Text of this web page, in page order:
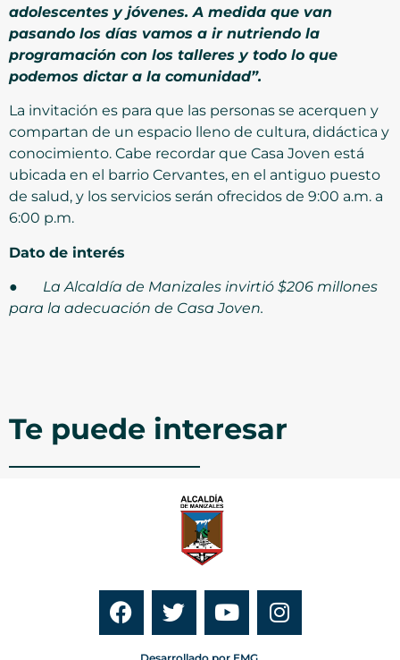
adolescentes y jóvenes. A medida que van
pasando los días vamos a ir nutriendo la
programación con los talleres y todo lo que
podemos dictar a la comunidad”.
La invitación es para que las personas se acerquen y
compartan de un espacio lleno de cultura, didáctica y
conocimiento. Cabe recordar que Casa Joven está
ubicada en el barrio Cervantes, en el antiguo puesto
de salud, y los servicios serán ofrecidos de 9:00 a.m. a
6:00 p.m.
Dato de interés
● La Alcaldía de Manizales invirtió $206 millones
para la adecuación de Casa Joven.
Te puede interesar